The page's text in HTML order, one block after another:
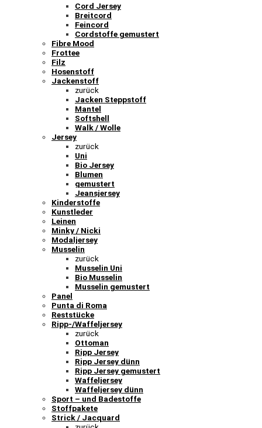
Cord Jersey
Breitcord
Feincord
Cordstoffe gemustert
Fibre Mood
Frottee
Filz
Hosenstoff
Jackenstoff
zurück
Jacken Steppstoff
Mantel
Softshell
Walk / Wolle
Jersey
zurück
Uni
Bio Jersey
Blumen
gemustert
Jeansjersey
Kinderstoffe
Kunstleder
Leinen
Minky / Nicki
Modaljersey
Musselin
zurück
Musselin Uni
Bio Musselin
Musselin gemustert
Panel
Punta di Roma
Reststücke
Ripp-/Waffeljersey
zurück
Ottoman
Ripp Jersey
Ripp Jersey dünn
Ripp Jersey gemustert
Waffeljersey
Waffeljersey dünn
Sport – und Badestoffe
Stoffpakete
Strick / Jacquard